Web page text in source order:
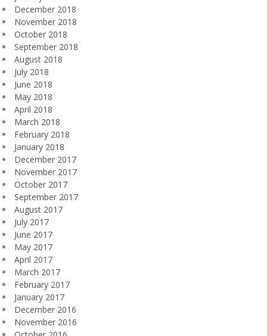
December 2018
November 2018
October 2018
September 2018
August 2018
July 2018
June 2018
May 2018
April 2018
March 2018
February 2018
January 2018
December 2017
November 2017
October 2017
September 2017
August 2017
July 2017
June 2017
May 2017
April 2017
March 2017
February 2017
January 2017
December 2016
November 2016